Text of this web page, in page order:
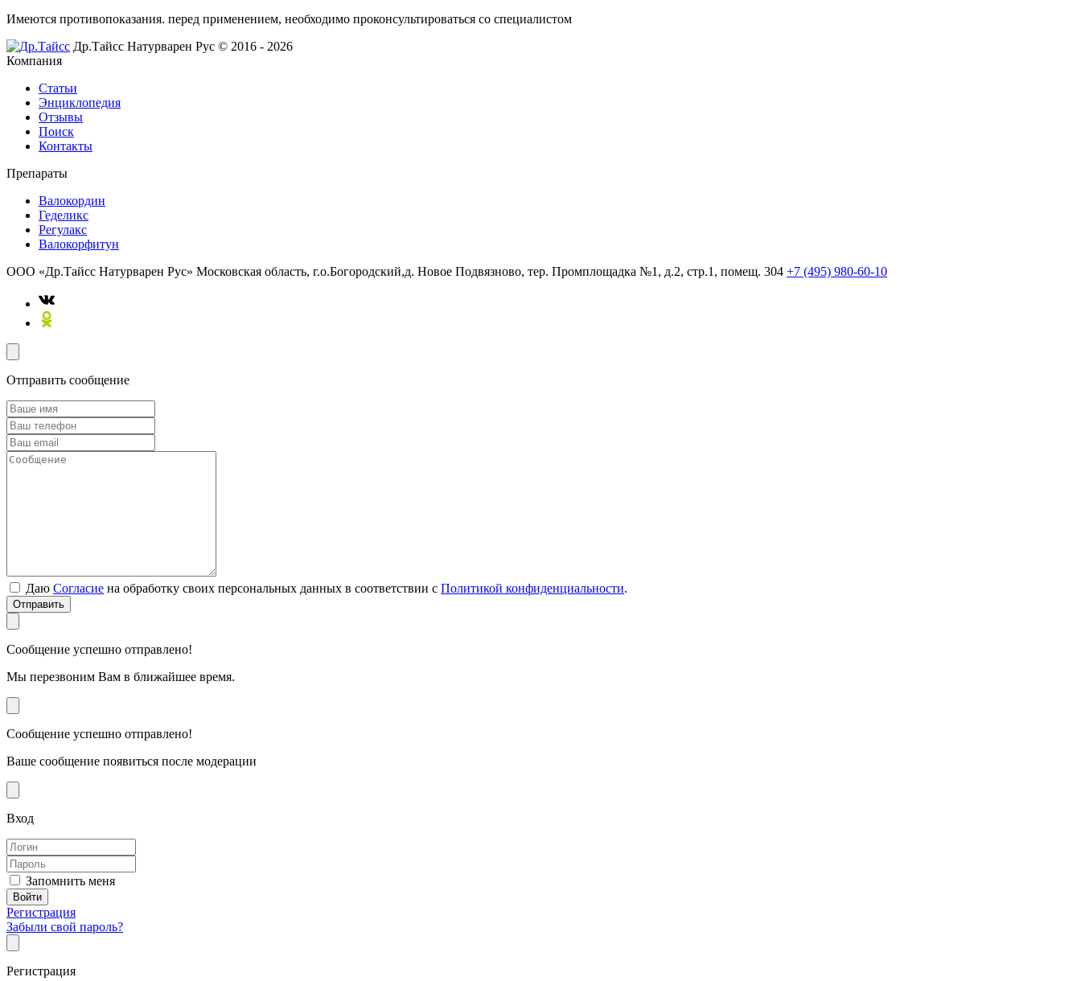
Имеются противопоказания. перед применением, необходимо проконсультироваться со специалистом
Др.Тайсс Натурварен Рус © 2016 - 2026
Компания
Статьи
Энциклопедия
Отзывы
Поиск
Контакты
Препараты
Валокордин
Геделикс
Регулакс
Валокорфитун
ООО «Др.Тайсс Натурварен Рус» Московская область, г.о.Богородский,д. Новое Подвязново, тер. Промплощадка №1, д.2, стр.1, помещ. 304 +7 (495) 980-60-10
Отправить сообщение
Даю Согласие на обработку своих персональных данных в соответствии с Политикой конфиденциальности.
Отправить
Сообщение успешно отправлено!
Мы перезвоним Вам в ближайшее время.
Сообщение успешно отправлено!
Ваше сообщение появиться после модерации
Вход
Запомнить меня
Регистрация
Забыли свой пароль?
Регистрация